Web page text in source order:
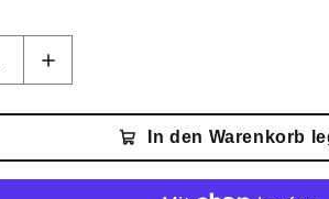
In den Warenkorb